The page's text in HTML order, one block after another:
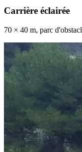
Carrière éclairée
70 × 40 m, parc